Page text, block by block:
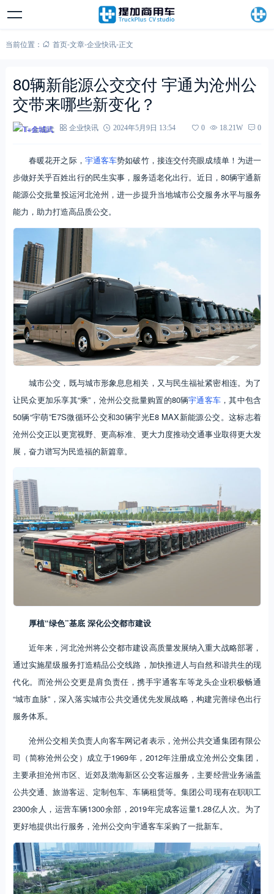
当前位置： 首页-文章-企业快讯-正文
80辆新能源公交交付 宇通为沧州公
交带来哪些新变化？
T+金城武 企业快讯 2024年5月9日 13:54 0 18.21W 0
春暖花开之际， 宇通客车势如破竹，接连交付亮眼成绩单！为进一
步做好关乎百姓出行的民生实事，服务适老化出行。近日，80辆宇通新
能源公交批量投运河北沧州，进一步提升当地城市公交服务水平与服务
能力，助力打造高品质公交。
城市公交，既与城市形象息息相关，又与民生福祉紧密相连。为了
让民众更加乐享其“乘”，沧州公交批量购置的80辆宇通客车 ，其中包含
50辆“宇萌”E7S微循环公交和30辆宇光E8 MAX新能源公交。这标志着
沧州公交正以更宽视野、更高标准、更大力度推动交通事业取得更大发
展，奋力谱写为民造福的新篇章。
厚植“绿色”基底 深化公交都市建设
近年来，河北沧州将公交都市建设高质量发展纳入重大战略部署，
通过实施星级服务打造精品公交线路，加快推进人与自然和谐共生的现
代化。而沧州公交更是肩负责任，携手宇通客车等龙头企业积极畅通
“城市血脉”，深入落实城市公共交通优先发展战略，构建完善绿色出行
服务体系。
沧州公交相关负责人向客车网记者表示，沧州公共交通集团有限公
司（简称沧州公交）成立于1969年，2012年注册成立沧州公交集团，
主要承担沧州市区、近郊及渤海新区公交客运服务，主要经营业务涵盖
公共交通、旅游客运、定制包车、车辆租赁等。集团公司现有在职职工
2300余人，运营车辆1300余部，2019年完成客运量1.28亿人次。为了
更好地提供出行服务，沧州公交向宇通客车采购了一批新车。